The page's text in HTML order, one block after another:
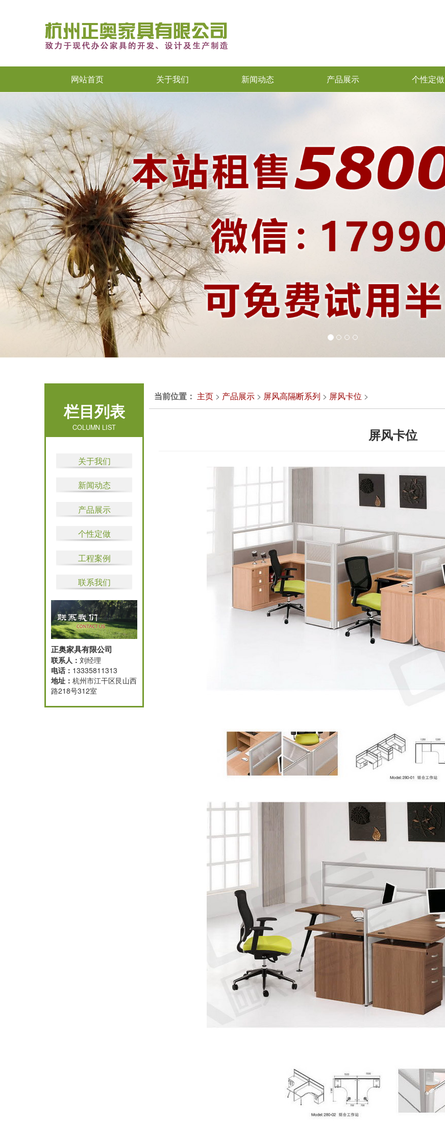
网站首页 关于我们 新闻动态 产品展示 个性定做
栏目列表
COLUMN LIST
关于我们
新闻动态
产品展示
个性定做
工程案例
联系我们
正奥家具有限公司
联系人： 刘经理
电话： 13335811313
地址： 杭州市江干区艮山西
路218号312室
当前位置： 主页 > 产品展示 > 屏风高隔断系列 > 屏风卡位 >
屏风卡位